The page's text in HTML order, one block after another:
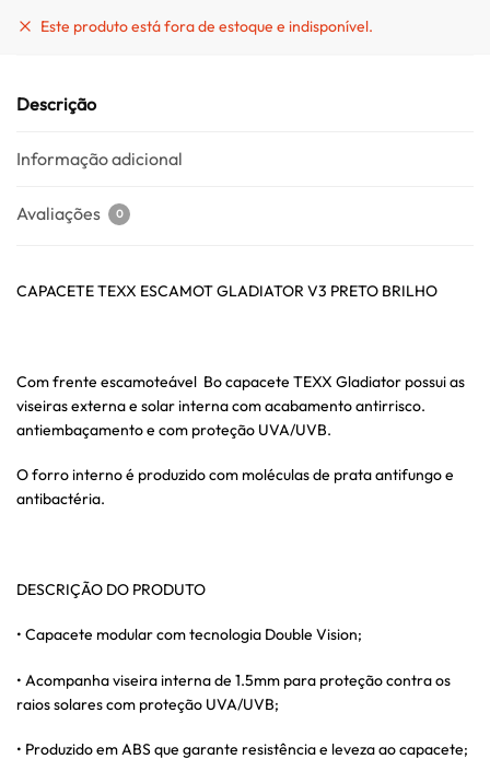
Este produto está fora de estoque e indisponível.
Descrição
Informação adicional
Avaliações 0
CAPACETE TEXX ESCAMOT GLADIATOR V3 PRETO BRILHO
Com frente escamoteável Bo capacete TEXX Gladiator possui as
viseiras externa e solar interna com acabamento antirrisco.
antiembaçamento e com proteção UVA/UVB.
O forro interno é produzido com moléculas de prata antifungo e
antibactéria.
DESCRIÇÃO DO PRODUTO
• Capacete modular com tecnologia Double Vision;
• Acompanha viseira interna de 1.5mm para proteção contra os
raios solares com proteção UVA/UVB;
• Produzido em ABS que garante resistência e leveza ao capacete;